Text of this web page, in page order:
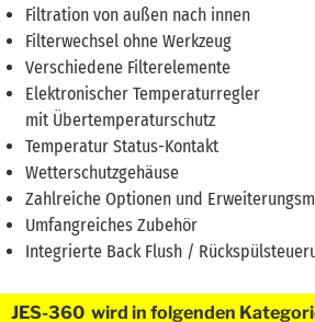
Filtration von außen nach innen
Filterwechsel ohne Werkzeug
Verschiedene Filterelemente
Elektronischer Temperaturregler
mit Übertemperaturschutz
Temperatur Status-Kontakt
Wetterschutzgehäuse
Zahlreiche Optionen und
Umfangreiches Zubehör
Integrierte Back Flush /
JES-360 wird in folgenden